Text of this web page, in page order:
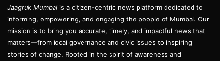
Jaagruk Mumbai is a citizen-centric news platform dedicated to
informing, empowering, and engaging the people of Mumbai. Our
mission is to bring you accurate, timely, and impactful news that
matters—from local governance and civic issues to inspiring
stories of change. Rooted in the spirit of awareness and